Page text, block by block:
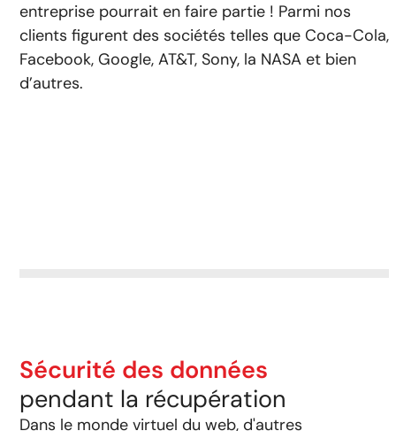
entreprise pourrait en faire partie ! Parmi nos
clients figurent des sociétés telles que Coca-Cola,
Facebook, Google, AT&T, Sony, la NASA et bien
d’autres.
Sécurité des données
pendant la récupération
Dans le monde virtuel du web, d'autres